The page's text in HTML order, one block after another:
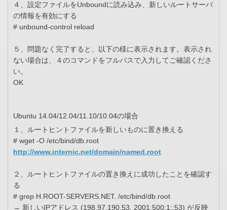
４、設定ファイルをUnboundに読み込み、新しいルートサーバ
の情報を有効にする
# unbound-control reload
５、問題なく完了すると、以下の様に表示されます。表示され
ない場合は、４のコマンドをフルパスで入力してご確認くださ
い。
OK
Ubuntu 14.04/12.04/11.10/10.04の場合
１、ルートヒントファイルを新しいものに置き換える
# wget -O /etc/bind/db.root
http://www.internic.net/domain/named.root
２、ルートヒントファイルの置き換えに成功したことを確認す
る
# grep H.ROOT-SERVERS.NET. /etc/bind/db.root
→ 新しいIPアドレス (198.97.190.53, 2001:500:1::53) が反映